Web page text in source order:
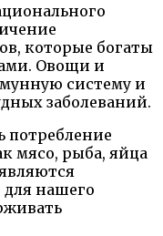
которые богаты
Овощи и
систему и
заболеваний.
потребление
мясо, рыба, яйца
нашего